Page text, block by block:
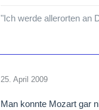
"Ich werde allerorten an
25. April 2009
Man konnte Mozart gar